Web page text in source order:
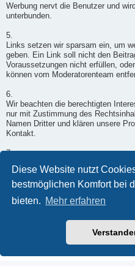
Diese Website nutzt
bestmöglichen Komfort bei
bieten. Mehr erfahren
Werbung nervt die Benutzer und
unterbunden.
5.
Links setzen wir sparsam ein, um
geben. Ein Link soll nicht den
Voraussetzungen nicht erfüllen,
können vom Moderatorenteam
6.
Wir beachten die berechtigten
nur mit Zustimmung des
Namen Dritter und klären unsere
Kontakt.
7.
Wenn ein Moderator doch einmal
er nicht freigegeben wurde, wende
Forum - an einen Moderator.
Foren-Übersicht
Deutsche